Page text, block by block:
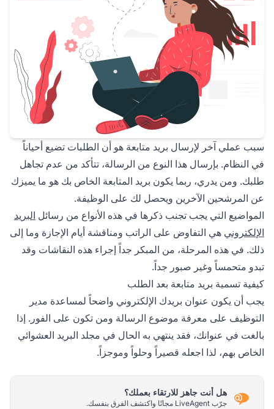
سبب عملي آخر لإرسال بريد متابعة هو أن الطلبات تضيع أحياناً
في النظام. بإرسال هذا النوع من الرسالة، تتأكد من عدم تجاهل
طلبك. ومن يدري، ربما يكون بريد المتابعة الخاص بك هو ما يميزك
عن المرشحين الآخرين ويحصل لك على الوظيفة.
المواضيع التي يجب تجنب ذكرها في هذه الأنواع من رسائل البريد
الإلكتروني هي التفاوض على الراتب ومناقشة أيام الإجازة وما إلى
ذلك. في هذه المرحلة، من المبكر جداً إجراء هذه النقاشات وقد
تبدو متحمساً وغير صبور جداً.
كيفية تسمية بريد متابعة بعد الطلب
يجب أن يكون عنوان بريدك الإلكتروني واضحاً لمساعدة مدير
التوظيف على معرفة موضوع الرسالة ومن تكون على الفور. إذا
بالغت في عنوانك، فقد ينتهي به الحال في مجلد البريد العشوائي
الخاص بهم، لذا اجعله قصيراً وحلواً وموجزاً.
هل أنت جاهز للارتقاء بعملك؟
جرّب LiveAgent مجانًا واكتشف الفرق بنفسك.